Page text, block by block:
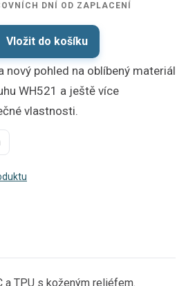
nový pohled na oblíbený materiál
WH521 a ještě více
vlastnosti.
Vložit do košíku
DNÍ OD ZAPLACENÍ
a TPU s koženým reliéfem.